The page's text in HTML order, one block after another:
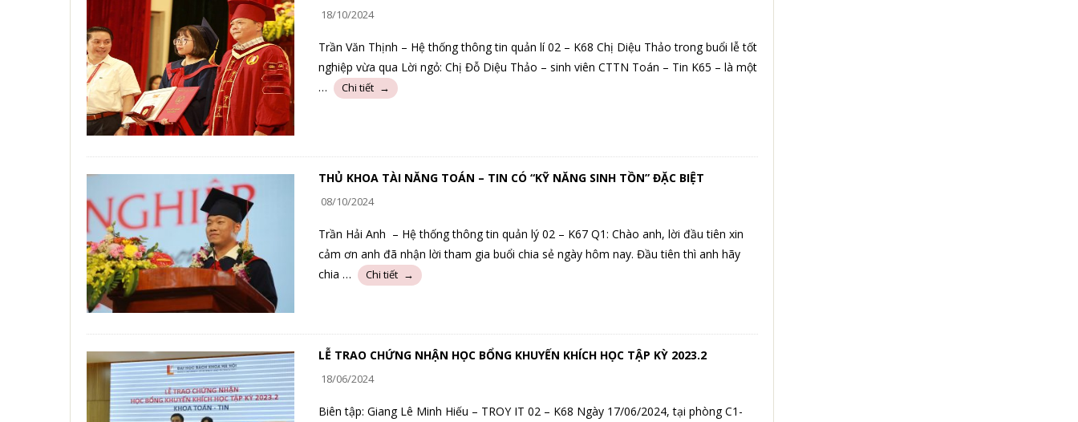
18/10/2024
Trần Văn Thịnh – Hệ thống thông tin quản lí 02 – K68 Chị Diệu Thảo trong buổi lễ tốt
nghiệp vừa qua Lời ngỏ: Chị Đỗ Diệu Thảo – sinh viên CTTN Toán – Tin K65 – là một
…
THỦ KHOA TÀI NĂNG TOÁN – TIN CÓ “KỸ NĂNG SINH TỒN” ĐẶC BIỆT
08/10/2024
Trần Hải Anh – Hệ thống thông tin quản lý 02 – K67 Q1: Chào anh, lời đầu tiên xin
cảm ơn anh đã nhận lời tham gia buổi chia sẻ ngày hôm nay. Đầu tiên thì anh hãy
chia …
LỄ TRAO CHỨNG NHẬN HỌC BỔNG KHUYẾN KHÍCH HỌC TẬP KỲ 2023.2
18/06/2024
Biên tập: Giang Lê Minh Hiếu – TROY IT 02 – K68 Ngày 17/06/2024, tại phòng C1-